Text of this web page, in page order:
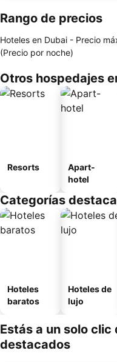
Rango de precios
Hoteles en Dubai - Precio
(Precio por noche)
Otros hospedajes
Resorts
Apart-
hotel
Categorías
Hoteles
baratos
Hoteles de
lujo
Estás a un solo
destacados